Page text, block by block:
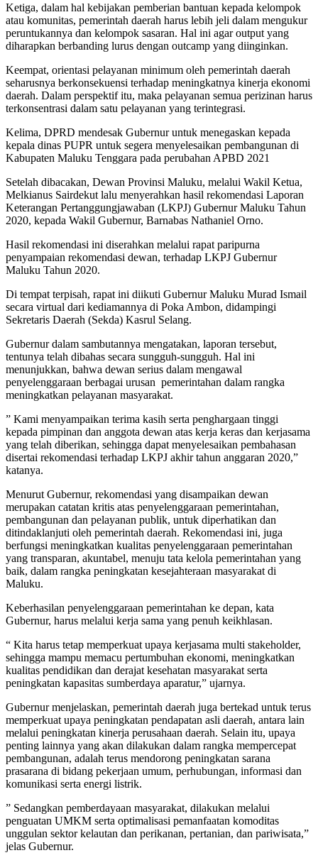
Ketiga, dalam hal kebijakan pemberian bantuan kepada kelompok
atau komunitas, pemerintah daerah harus lebih jeli dalam mengukur
peruntukannya dan kelompok sasaran. Hal ini agar output yang
diharapkan berbanding lurus dengan outcamp yang diinginkan.
Keempat, orientasi pelayanan minimum oleh pemerintah daerah
seharusnya berkonsekuensi terhadap meningkatnya kinerja ekonomi
daerah. Dalam perspektif itu, maka pelayanan semua perizinan harus
terkonsentrasi dalam satu pelayanan yang terintegrasi.
Kelima, DPRD mendesak Gubernur untuk menegaskan kepada
kepala dinas PUPR untuk segera menyelesaikan pembangunan di
Kabupaten Maluku Tenggara pada perubahan APBD 2021
Setelah dibacakan, Dewan Provinsi Maluku, melalui Wakil Ketua,
Melkianus Sairdekut lalu menyerahkan hasil rekomendasi Laporan
Keterangan Pertanggungjawaban (LKPJ) Gubernur Maluku Tahun
2020, kepada Wakil Gubernur, Barnabas Nathaniel Orno.
Hasil rekomendasi ini diserahkan melalui rapat paripurna
penyampaian rekomendasi dewan, terhadap LKPJ Gubernur
Maluku Tahun 2020.
Di tempat terpisah, rapat ini diikuti Gubernur Maluku Murad Ismail
secara virtual dari kediamannya di Poka Ambon, didampingi
Sekretaris Daerah (Sekda) Kasrul Selang.
Gubernur dalam sambutannya mengatakan, laporan tersebut,
tentunya telah dibahas secara sungguh-sungguh. Hal ini
menunjukkan, bahwa dewan serius dalam mengawal
penyelenggaraan berbagai urusan pemerintahan dalam rangka
meningkatkan pelayanan masyarakat.
” Kami menyampaikan terima kasih serta penghargaan tinggi
kepada pimpinan dan anggota dewan atas kerja keras dan kerjasama
yang telah diberikan, sehingga dapat menyelesaikan pembahasan
disertai rekomendasi terhadap LKPJ akhir tahun anggaran 2020,”
katanya.
Menurut Gubernur, rekomendasi yang disampaikan dewan
merupakan catatan kritis atas penyelenggaraan pemerintahan,
pembangunan dan pelayanan publik, untuk diperhatikan dan
ditindaklanjuti oleh pemerintah daerah. Rekomendasi ini, juga
berfungsi meningkatkan kualitas penyelenggaraan pemerintahan
yang transparan, akuntabel, menuju tata kelola pemerintahan yang
baik, dalam rangka peningkatan kesejahteraan masyarakat di
Maluku.
Keberhasilan penyelenggaraan pemerintahan ke depan, kata
Gubernur, harus melalui kerja sama yang penuh keikhlasan.
“ Kita harus tetap memperkuat upaya kerjasama multi stakeholder,
sehingga mampu memacu pertumbuhan ekonomi, meningkatkan
kualitas pendidikan dan derajat kesehatan masyarakat serta
peningkatan kapasitas sumberdaya aparatur,” ujarnya.
Gubernur menjelaskan, pemerintah daerah juga bertekad untuk terus
memperkuat upaya peningkatan pendapatan asli daerah, antara lain
melalui peningkatan kinerja perusahaan daerah. Selain itu, upaya
penting lainnya yang akan dilakukan dalam rangka mempercepat
pembangunan, adalah terus mendorong peningkatan sarana
prasarana di bidang pekerjaan umum, perhubungan, informasi dan
komunikasi serta energi listrik.
” Sedangkan pemberdayaan masyarakat, dilakukan melalui
penguatan UMKM serta optimalisasi pemanfaatan komoditas
unggulan sektor kelautan dan perikanan, pertanian, dan pariwisata,”
jelas Gubernur.